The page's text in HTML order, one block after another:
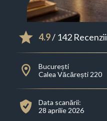
4.9/ 142 Recenzii
București
Calea Văcărești 220
Data scanării:
28 aprilie 2026